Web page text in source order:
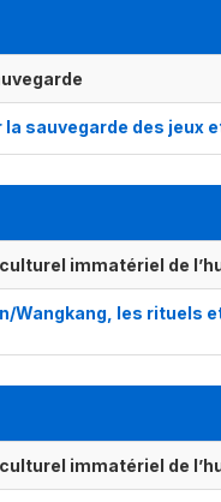
sauvegarde des jeux
immatériel de
Wangkang, les
immatériel de